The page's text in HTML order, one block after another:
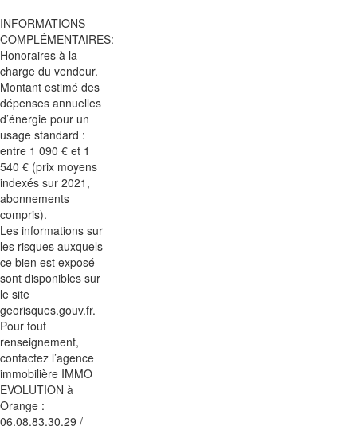
INFORMATIONS
COMPLÉMENTAIRES:
Honoraires à la
charge du vendeur.
Montant estimé des
dépenses annuelles
d’énergie pour un
usage standard :
entre 1 090 € et 1
540 € (prix moyens
indexés sur 2021,
abonnements
compris).
Les informations sur
les risques auxquels
ce bien est exposé
sont disponibles sur
le site
georisques.gouv.fr.
Pour tout
renseignement,
contactez l’agence
immobilière IMMO
EVOLUTION à
Orange :
06.08.83.30.29 /